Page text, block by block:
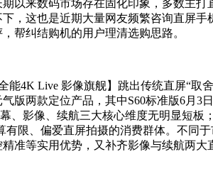
以来数码市场存在固化印象，多数主打
，这也是近期大量网友频繁咨询直屏
帮纠结购机的用户理清选购思路。
4K Live 影像旗舰】跳出传统直屏“取
版两款定位产品，其中S60标准版6月
、影像、续航三大核心维度无明显短
限、偏爱直屏拍摄的消费群体。不同
准等实用优势，又补齐影像与续航两